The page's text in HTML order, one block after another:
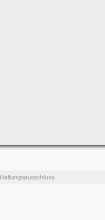
Haftungsausschluss